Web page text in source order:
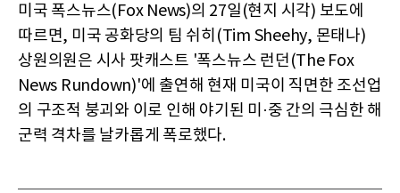
미국 폭스뉴스(Fox News)의 27일(현지 시각) 보도에
따르면, 미국 공화당의 팀 쉬히(Tim Sheehy, 몬태나)
상원의원은 시사 팟캐스트 '폭스뉴스 런던(The Fox
News Rundown)'에 출연해 현재 미국이 직면한 조선업
의 구조적 붕괴와 이로 인해 야기된 미·중 간의 극심한 해
군력 격차를 날카롭게 폭로했다.